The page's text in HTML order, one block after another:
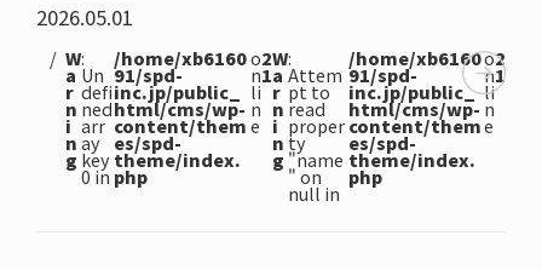
2026.05.01
W
a
r
n
i
n
g
:
Un
defi
ned
arr
ay
key
0 in
/home/xb6160
91/spd-
inc.jp/public_
html/cms/wp-
content/them
es/spd-
theme/index.
php
o
n
li
n
e
2
1
W
a
r
n
i
n
g
:
Attem
pt to
read
proper
ty
"name
" on
null in
/home/xb6160
91/spd-
inc.jp/public_
html/cms/wp-
content/them
es/spd-
theme/index.
php
o
n
li
n
e
2
1